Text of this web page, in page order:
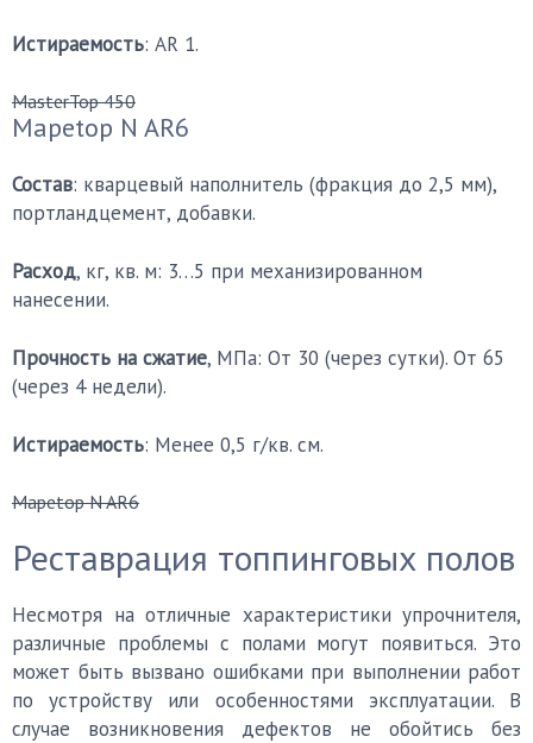
Истираемость: АR 1.
MasterTop 450
Mapetop N AR6
Состав: кварцевый наполнитель (фракция до 2,5 мм),
портландцемент, добавки.
Расход, кг, кв. м: 3…5 при механизированном
нанесении.
Прочность на сжатие, МПа: От 30 (через сутки). От 65
(через 4 недели).
Истираемость: Менее 0,5 г/кв. см.
Mapetop N AR6
Реставрация топпинговых полов
Несмотря на отличные характеристики упрочнителя,
различные проблемы с полами могут появиться. Это
может быть вызвано ошибками при выполнении работ
по устройству или особенностями эксплуатации. В
случае возникновения дефектов не обойтись без